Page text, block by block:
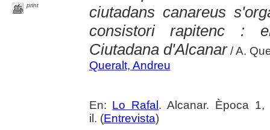
print
ciutadans canareus
consistori rapitenc :
Ciutadana d'Alcanar/ A.
Queralt, Andreu
En: Lo Rafal. Alcanar. Època
il. (Entrevista)